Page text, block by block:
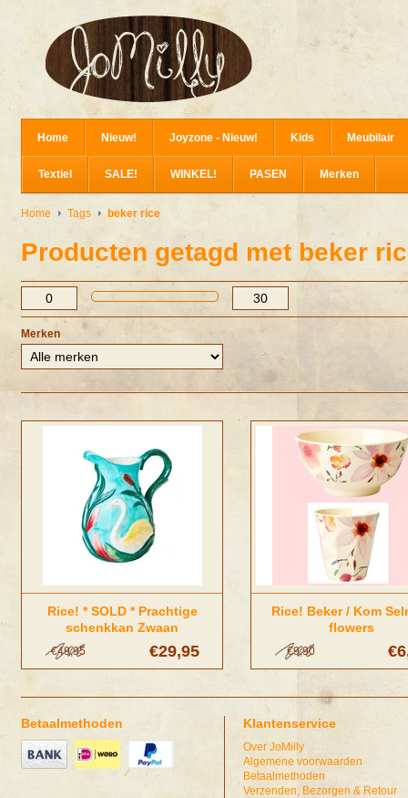
Home Nieuw! Joyzone - Nieuw! Kids Meubilair
Textiel SALE! WINKEL! PASEN Merken
Home Tags beker rice
Producten getagd met beker
Merken
Rice! * SOLD * Prachtige
schenkkan Zwaan
€29,95
€49,95
Rice! Beker / Kom
flowers
€9,90
Betaalmethoden Klantenservice
Over JoMilly
Algemene voorwaarden
Betaalmethoden
Verzenden, Bezorgen & Retour